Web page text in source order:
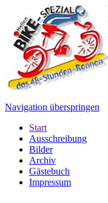
Navigation überspringen
Start
Ausschreibung
Bilder
Archiv
Gästebuch
Impressum